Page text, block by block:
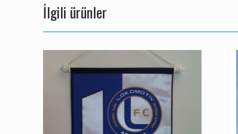
İlgili ürünler